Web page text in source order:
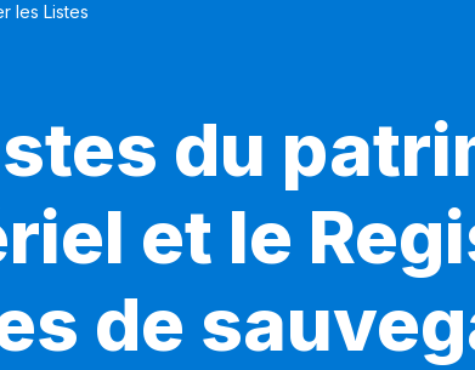
les Listes
du
et le
de